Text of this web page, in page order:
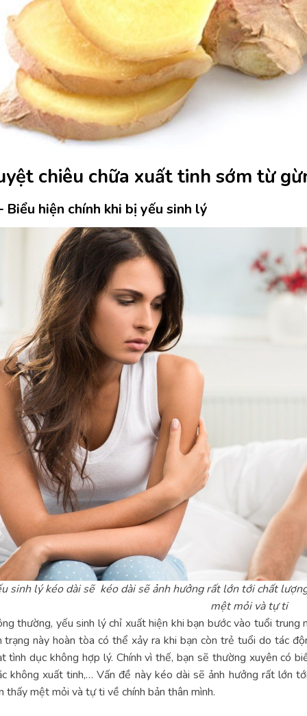
chiêu chữa xuất tinh sớm từ
Biểu hiện chính khi bị yếu sinh lý
sinh lý kéo dài sẽ kéo dài sẽ ảnh hưởng rất lớn tới chất
mệt mỏi và tự ti
thường, yếu sinh lý chỉ xuất hiện khi bạn bước vào tuổi trung
trạng này hoàn tòa có thể xảy ra khi bạn còn trẻ tuổi do tác
tình dục không hợp lý. Chính vì thế, bạn sẽ thường xuyên có
không xuất tinh,… Vấn đề này kéo dài sẽ ảnh hưởng rất lớn
thấy mệt mỏi và tự ti về chính bản thân mình.